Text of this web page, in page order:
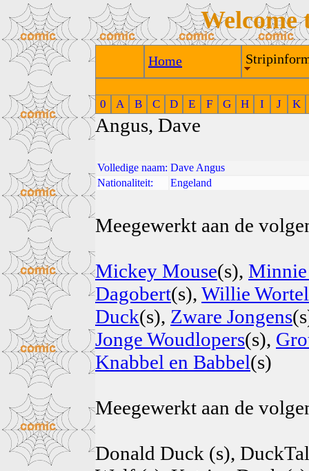
Welcome
Home
0 A B C D E F G H I J K
Angus, Dave
Volledige naam: Dave Angus
Nationaliteit:
Engeland
Meegewerkt aan de
Mickey Mouse(s),
Dagobert(s), Willie Wortel
Duck(s), Zware Jongens
Jonge Woudlopers(s),
Knabbel en Babbel(s)
Meegewerkt aan de
Donald Duck (s),